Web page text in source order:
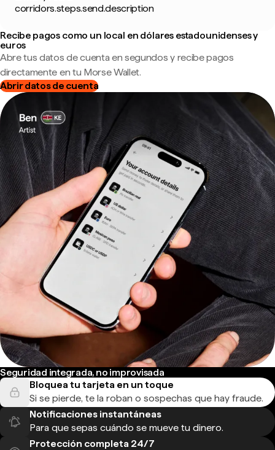
corridors.steps.send.description
Recibe pagos como un local en dólares estadounidenses y
euros
Abre tus datos de cuenta en segundos y recibe pagos
directamente en tu Morse Wallet.
Abrir datos de cuenta
Seguridad integrada, no improvisada
Bloquea tu tarjeta en un toque
Si se pierde, te la roban o sospechas que hay fraude.
Notificaciones instantáneas
Para que sepas cuándo se mueve tu dinero.
Protección completa 24/7